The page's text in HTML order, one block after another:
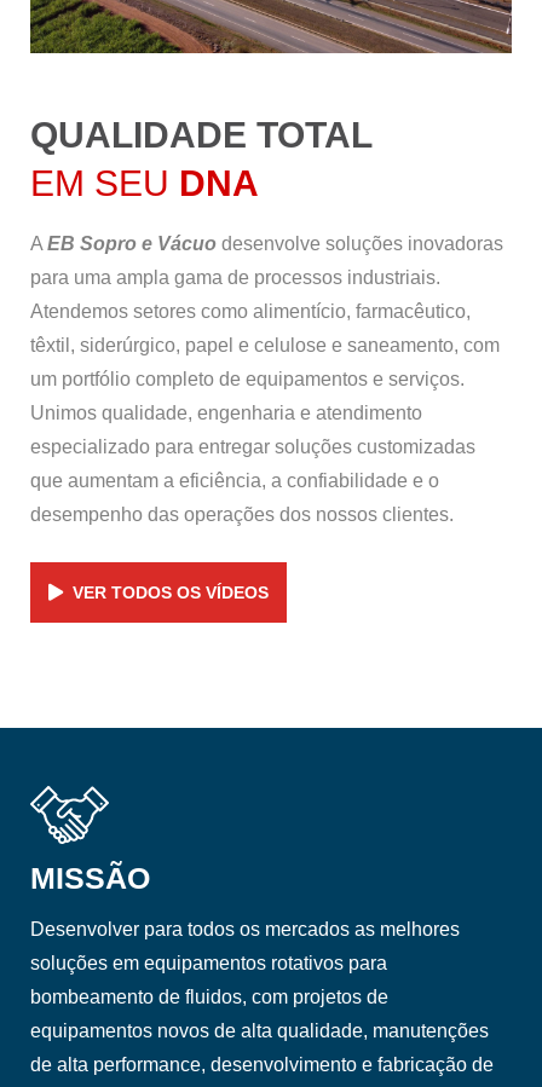
QUALIDADE TOTAL
EM SEU DNA
A EB Sopro e Vácuo desenvolve soluções inovadoras
para uma ampla gama de processos industriais.
Atendemos setores como alimentício, farmacêutico,
têxtil, siderúrgico, papel e celulose e saneamento, com
um portfólio completo de equipamentos e serviços.
Unimos qualidade, engenharia e atendimento
especializado para entregar soluções customizadas
que aumentam a eficiência, a confiabilidade e o
desempenho das operações dos nossos clientes.
VER TODOS OS VÍDEOS
MISSÃO
Desenvolver para todos os mercados as melhores
soluções em equipamentos rotativos para
bombeamento de fluidos, com projetos de
equipamentos novos de alta qualidade, manutenções
de alta performance, desenvolvimento e fabricação de